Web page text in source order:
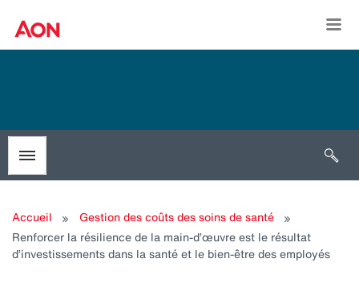
Toggle menubar
Accueil
Gestion des coûts des soins de santé
Renforcer la résilience de la main-d’œuvre est le résultat
d’investissements dans la santé et le bien-être des employés